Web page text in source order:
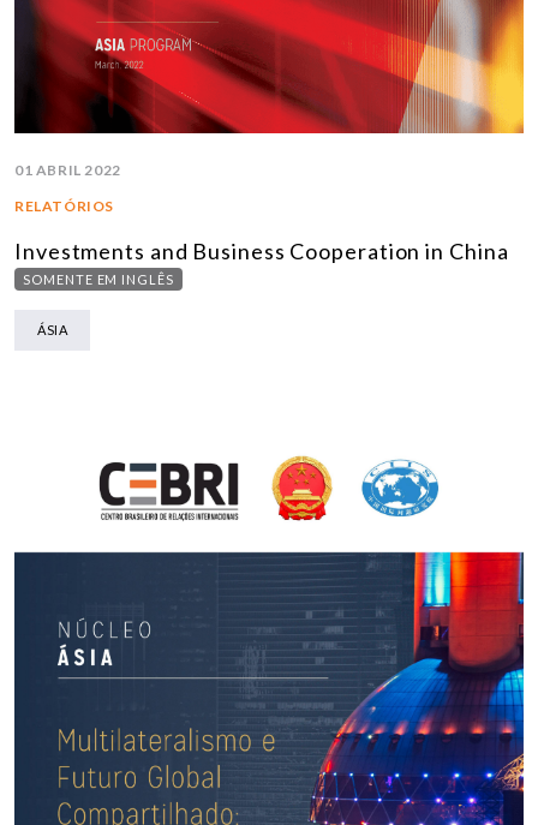
01 ABRIL 2022
RELATÓRIOS
Investments and Business Cooperation in China
SOMENTE EM INGLÊS
ÁSIA